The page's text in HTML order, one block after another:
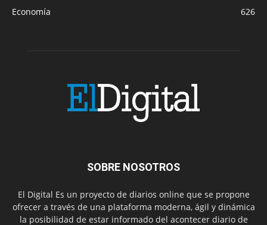
Economía
626
SOBRE NOSOTROS
El Digital Es un proyecto de diarios online que se propone
ofrecer a través de una plataforma moderna, ágil y dinámica
la posibilidad de estar informado del acontecer diario de